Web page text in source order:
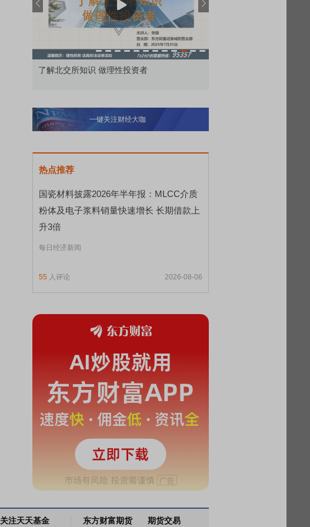
市价委托那么多种，究竟怎么用？
一键关注财经大咖
热点推荐
国瓷材料披露2026年半年报：MLCC介质
粉体及电子浆料销量快速增长 长期借款上
升3倍
每日经济新闻
55 人评论 2026-08-06
关注天天基金 东方财富期货 期货交易